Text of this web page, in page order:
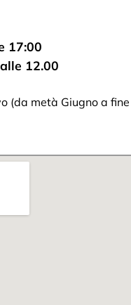
17:00
12.00
(da metà Giugno a